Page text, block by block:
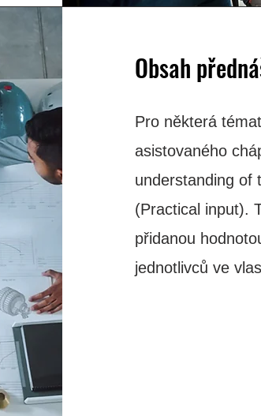
Obsah
Pro některá
asistovaného
understanding of
(Practical input).
přidanou
jednotlivců ve